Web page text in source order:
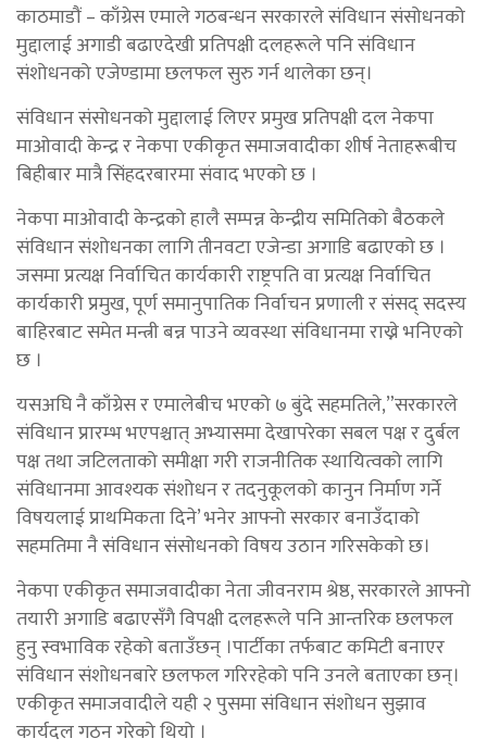
काठमाडौं – काँग्रेस एमाले गठबन्धन सरकारले संविधान संसोधनको
मुद्दालाई अगाडी बढाएदेखी प्रतिपक्षी दलहरूले पनि संविधान
संशोधनको एजेण्डामा छलफल सुरु गर्न थालेका छन्।
संविधान संसोधनको मुद्दालाई लिएर प्रमुख प्रतिपक्षी दल नेकपा
माओवादी केन्द्र र नेकपा एकीकृत समाजवादीका शीर्ष नेताहरूबीच
बिहीबार मात्रै सिंहदरबारमा संवाद भएको छ ।
नेकपा माओवादी केन्द्रको हालै सम्पन्न केन्द्रीय समितिको बैठकले
संविधान संशोधनका लागि तीनवटा एजेन्डा अगाडि बढाएको छ ।
जसमा प्रत्यक्ष निर्वाचित कार्यकारी राष्ट्रपति वा प्रत्यक्ष निर्वाचित
कार्यकारी प्रमुख, पूर्ण समानुपातिक निर्वाचन प्रणाली र संसद् सदस्य
बाहिरबाट समेत मन्त्री बन्न पाउने व्यवस्था संविधानमा राख्ने भनिएको
छ ।
यसअघि नै काँग्रेस र एमालेबीच भएको ७ बुंदे सहमतिले,”सरकारले
संविधान प्रारम्भ भएपश्चात् अभ्यासमा देखापरेका सबल पक्ष र दुर्बल
पक्ष तथा जटिलताको समीक्षा गरी राजनीतिक स्थायित्वको लागि
संविधानमा आवश्यक संशोधन र तदनुकूलको कानुन निर्माण गर्ने
विषयलाई प्राथमिकता दिने’ भनेर आफ्नो सरकार बनाउँदाको
सहमतिमा नै संविधान संसोधनको विषय उठान गरिसकेको छ।
नेकपा एकीकृत समाजवादीका नेता जीवनराम श्रेष्ठ, सरकारले आफ्नो
तयारी अगाडि बढाएसँगै विपक्षी दलहरूले पनि आन्तरिक छलफल
हुनु स्वभाविक रहेको बताउँछन् ।पार्टीका तर्फबाट कमिटी बनाएर
संविधान संशोधनबारे छलफल गरिरहेको पनि उनले बताएका छन्।
एकीकृत समाजवादीले यही २ पुसमा संविधान संशोधन सुझाव
कार्यदल गठन गरेको थियो ।